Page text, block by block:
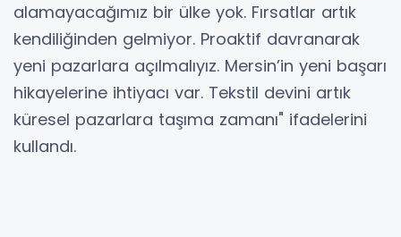
alamayacağımız bir ülke yok. Fırsatlar artık
kendiliğinden gelmiyor. Proaktif davranarak
yeni pazarlara açılmalıyız. Mersin’in yeni başarı
hikayelerine ihtiyacı var. Tekstil devini artık
küresel pazarlara taşıma zamanı" ifadelerini
kullandı.